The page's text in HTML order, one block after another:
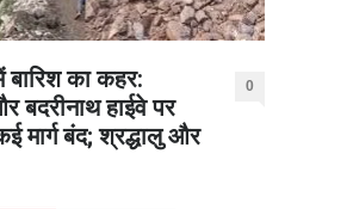
बारिश का कहर:
बदरीनाथ हाईवे पर
मार्ग बंद; श्रद्धालु और
0